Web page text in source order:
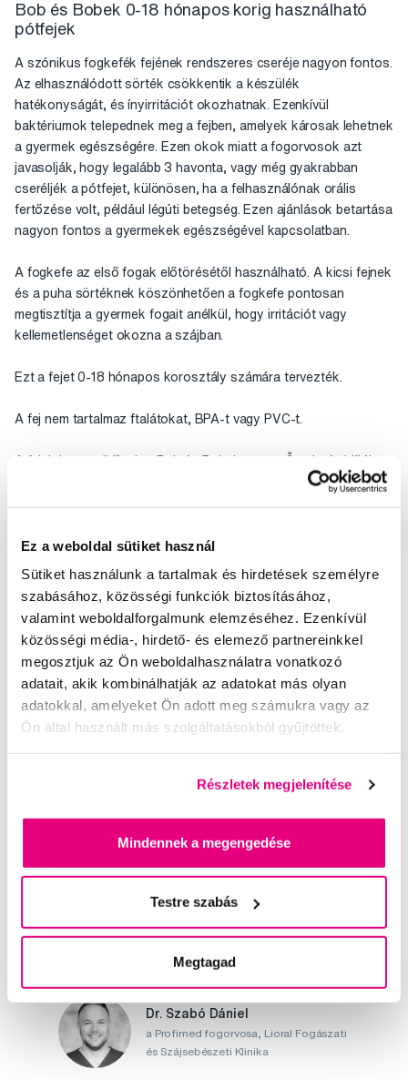
Ez a weboldal sütiket használ
Sütiket használunk a tartalmak és hirdetések személyre
szabásához, közösségi funkciók biztosításához,
valamint weboldalforgalmunk elemzéséhez. Ezenkívül
közösségi média-, hirdető- és elemező partnereinkkel
megosztjuk az Ön weboldalhasználatra vonatkozó
adatait, akik kombinálhatják az adatokat más olyan
adatokkal, amelyeket Ön adott meg számukra vagy az
Ön által használt más szolgáltatásokból gyűjtöttek.
Részletek megjelenítése
Mindennek a megengedése
Testre szabás
Megtagad
Bob és Bobek 0-18 hónapos korig használható
pótfejek
A szónikus fogkefék fejének rendszeres cseréje nagyon fontos.
Az elhasználódott sörték csökkentik a készülék
hatékonyságát, és ínyirritációt okozhatnak. Ezenkívül
baktériumok telepednek meg a fejben, amelyek károsak lehetnek
a gyermek egészségére. Ezen okok miatt a fogorvosok azt
javasolják, hogy legalább 3 havonta, vagy még gyakrabban
cseréljék a pótfejet, különösen, ha a felhasználónak orális
fertőzése volt, például légúti betegség. Ezen ajánlások betartása
nagyon fontos a gyermekek egészségével kapcsolatban.
A fogkefe az első fogak előtörésétől használható. A kicsi fejnek
és a puha sörtéknek köszönhetően a fogkefe pontosan
megtisztítja a gyermek fogait anélkül, hogy irritációt vagy
kellemetlenséget okozna a szájban.
Ezt a fejet 0-18 hónapos korosztály számára tervezték.
A fej nem tartalmaz ftalátokat, BPA-t vagy PVC-t.
Útmutató
Értékelés
Segítünk
Kis-György Rita
oktató
Dr. Szabó Dániel
a Profimed fogorvosa, Lioral Fogászati
és Szájsebészeti Klinika